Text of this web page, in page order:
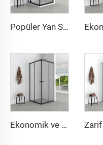
Popüler Yan Sürgülü Kapılı Duş Kabini Yerden Tasarruf Sağlayan Tasarım ve Yumuşak Kapanma Fonksiyonu
Ekonomik ve sade kare duşakabin